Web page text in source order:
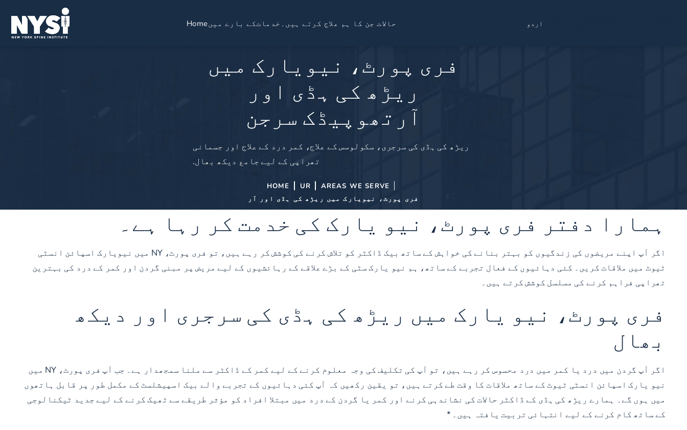
Homeکے بارے میںخدمات حالات جن کا ہم علاج کرتے ہیں۔ اردو
فری پورٹ، نیویارک میں
ریڑھ کی ہڈی اور
آرتھوپیڈک سرجن
ریڑھ کی ہڈی کی سرجری، سکولوسس کے علاج، کمر درد کے علاج اور جسمانی
تھراپی کے لیے جامع دیکھ بھال.
HOME UR
AREAS WE SERVE
فری پورٹ، نیویارک میں ریڑھ کی ہڈی اور آر
ہمارا دفتر فری پورٹ، نیو یارک کی خدمت کر رہا ہے۔
اگر آپ اپنے مریضوں کی زندگیوں کو بہتر بنانے کی خواہش کے ساتھ بیک ڈاکٹر کو تلاش کرنے کی کوشش کر رہے ہیں، تو فری پورٹ، NY میں نیویارک اسپائن انسٹی
ٹیوٹ میں ملاقات کریں۔ کئی دہائیوں کے فعال تجربے کے ساتھ، ہم نیو یارک سٹی کے بڑے علاقے کے رہائشیوں کے لیے مریض پر مبنی گردن اور کمر کے درد کی بہترین
تھراپی فراہم کرنے کی مسلسل کوشش کرتے ہیں۔
فری پورٹ، نیو یارک میں ریڑھ کی ہڈی کی سرجری اور دیکھ
بھال
اگر آپ گردن میں درد یا کمر میں درد محسوس کر رہے ہیں، تو آپ کی تکلیف کی وجہ معلوم کرنے کے لیے کمر کے ڈاکٹر سے ملنا سمجھدار ہے۔ جب آپ فری پورٹ، NY میں
نیو یارک اسپائن انسٹی ٹیوٹ کے ساتھ ملاقات کا وقت طے کرتے ہیں، تو یقین رکھیں کہ آپ کئی دہائیوں کے تجربے والے بیک اسپیشلسٹ کے مکمل طور پر قابل ہاتھوں
میں ہوں گے۔ ہمارے ریڑھ کی ہڈی کے ڈاکٹر حالات کی نشاندہی کرنے اور کمر یا گردن کے درد میں مبتلا افراد کو مؤثر طریقے سے ٹھیک کرنے کے لیے جدید ٹیکنالوجی
کے ساتھ کام کرنے کے لیے انتہائی تربیت یافتہ ہیں۔ *